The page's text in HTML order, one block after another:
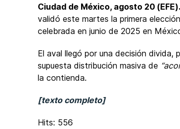
Ciudad de México, agosto 20
validó este martes la primera
celebrada en junio de 2025 en
El aval llegó por una decisión divida,
supuesta distribución masiva de
la contienda.
[texto completo]
Hits: 556